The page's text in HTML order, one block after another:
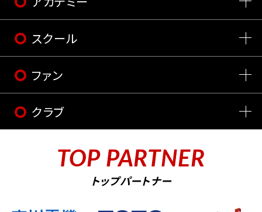
スクール
ファン
クラブ
TOP PARTNER
トップパートナー